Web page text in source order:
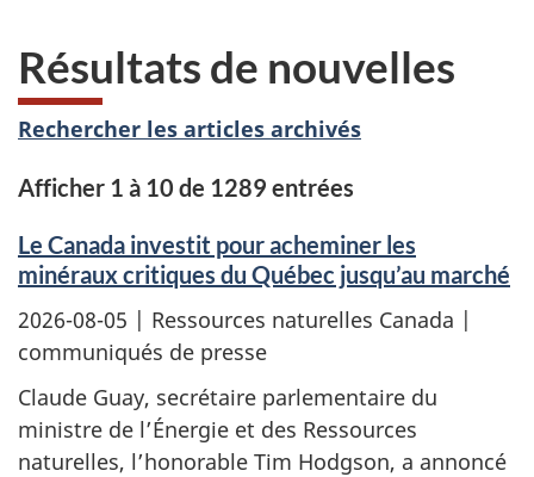
Résultats de nouvelles
Rechercher les articles archivés
Afficher 1 à 10 de 1289 entrées
Le Canada investit pour acheminer les
minéraux critiques du Québec jusqu’au marché
2026-08-05 | Ressources naturelles Canada |
communiqués de presse
Claude Guay, secrétaire parlementaire du
ministre de l’Énergie et des Ressources
naturelles, l’honorable Tim Hodgson, a annoncé